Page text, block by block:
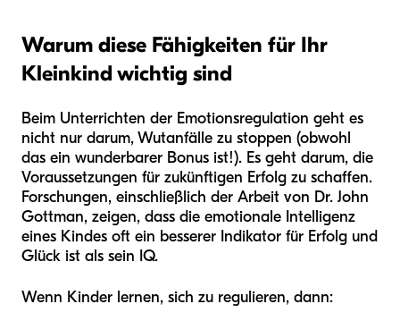
Warum diese Fähigkeiten für Ihr
Kleinkind wichtig sind
Beim Unterrichten der Emotionsregulation geht es
nicht nur darum, Wutanfälle zu stoppen (obwohl
das ein wunderbarer Bonus ist!). Es geht darum, die
Voraussetzungen für zukünftigen Erfolg zu schaffen.
Forschungen, einschließlich der Arbeit von Dr. John
Gottman, zeigen, dass die emotionale Intelligenz
eines Kindes oft ein besserer Indikator für Erfolg und
Glück ist als sein IQ.
Wenn Kinder lernen, sich zu regulieren, dann: